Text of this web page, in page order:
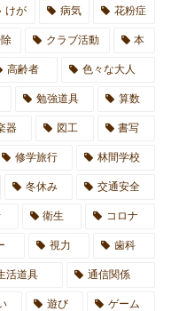
けが 病気 花粉症
クラブ活動 本
高齢者 色々な大人
勉強道具 算数
器 図工 書写
修学旅行 林間学校
冬休み 交通安全
衛生 コロナ
視力 歯科
活道具 通信関係
遊び ゲーム